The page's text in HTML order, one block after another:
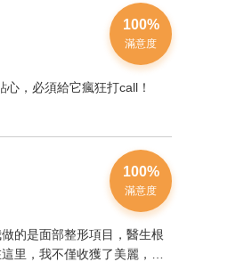
100%
滿意度
，必須給它瘋狂打call！
100%
滿意度
的是面部整形項目，醫生根
里，我不僅收獲了美麗，更